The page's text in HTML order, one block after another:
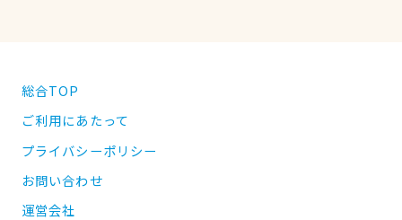
総合TOP
ご利用にあたって
プライバシーポリシー
お問い合わせ
運営会社